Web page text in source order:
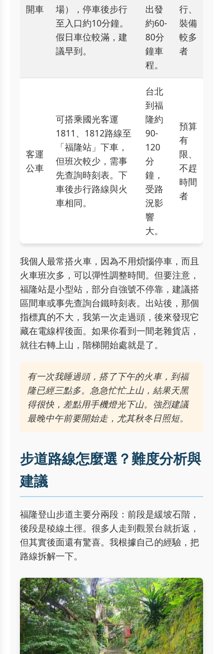
開車
場），停車後步行
至入口約10分鐘。
假日車位較滿，建
議早到。
出發
約60-
80分
鐘車
程。
行、
裝備
較多
者
客運
公車
可搭乘國光客運
1811、1812路線至
「福隆站」下車，
但班次較少，需事
先查詢時刻表。下
車後步行路線與火
車相同。
台北
到福
隆約
90-
120
分
鐘，
受路
況影
響
大。
預算
有
限、
不趕
時間
者
我個人最常搭火車，因為不用煩惱停車，而且
火車班次多，可以彈性調整時間。但要注意，
福隆站是小型站，部分自強號不停靠，建議搭
區間車或事先查詢台鐵時刻表。出站後，那個
指標真的不大，我第一次走過頭，後來發現它
藏在電線桿後面。如果你看到一間老雜貨店，
就往右轉上山，階梯開始處就是了。
有一次我睡過頭，搭了下午的火車，到福
隆已經三點多。急急忙忙上山，結果天黑
得很快，差點用手機燈光下山。強烈建議
最晚中午前要開始走，尤其秋冬日照短。
步道路線怎麼選？難度分析與
建議
福隆登山步道主要分兩段：前段是緩坡石階，
後段是稜線土徑。很多人走到觀景台就折返，
但其實後面還有驚喜。我根據自己的經驗，把
路線拆解一下。